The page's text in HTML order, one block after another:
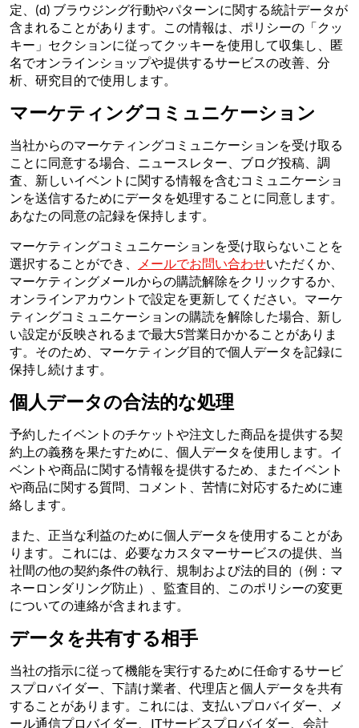
定、(d) ブラウジング行動やパターンに関する統計データが
含まれることがあります。この情報は、ポリシーの「クッ
キー」セクションに従ってクッキーを使用して収集し、匿
名でオンラインショップや提供するサービスの改善、分
析、研究目的で使用します。
マーケティングコミュニケーション
当社からのマーケティングコミュニケーションを受け取る
ことに同意する場合、ニュースレター、ブログ投稿、調
査、新しいイベントに関する情報を含むコミュニケーショ
ンを送信するためにデータを処理することに同意します。
あなたの同意の記録を保持します。
マーケティングコミュニケーションを受け取らないことを
選択することができ、
メールでお問い合わせいただくか、
マーケティングメールからの購読解除をクリックするか、
オンラインアカウントで設定を更新してください。マーケ
ティングコミュニケーションの購読を解除した場合、新し
い設定が反映されるまで最大5営業日かかることがありま
す。そのため、マーケティング目的で個人データを記録に
保持し続けます。
個人データの合法的な処理
予約したイベントのチケットや注文した商品を提供する契
約上の義務を果たすために、個人データを使用します。イ
ベントや商品に関する情報を提供するため、またイベント
や商品に関する質問、コメント、苦情に対応するために連
絡します。
また、正当な利益のために個人データを使用することがあ
ります。これには、必要なカスタマーサービスの提供、当
社間の他の契約条件の執行、規制および法的目的（例：マ
ネーロンダリング防止）、監査目的、このポリシーの変更
についての連絡が含まれます。
データを共有する相手
当社の指示に従って機能を実行するために任命するサービ
スプロバイダー、下請け業者、代理店と個人データを共有
することがあります。これには、支払いプロバイダー、メ
ール通信プロバイダー、ITサービスプロバイダー、会計